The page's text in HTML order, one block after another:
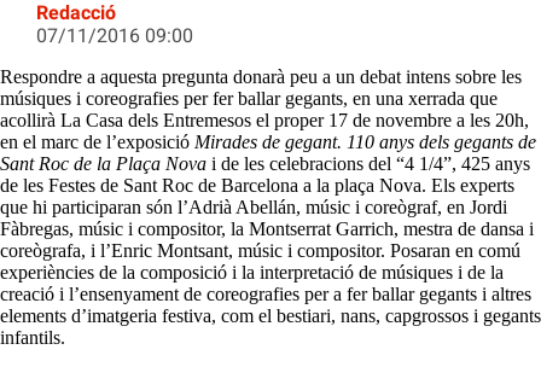
Redacció
07/11/2016 09:00
Respondre a aquesta pregunta donarà peu a un debat intens sobre les
músiques i coreografies per fer ballar gegants, en una xerrada que
acollirà La Casa dels Entremesos el proper 17 de novembre a les 20h,
en el marc de l’exposició Mirades de gegant. 110 anys dels gegants de
Sant Roc de la Plaça Nova i de les celebracions del “4 1/4”, 425 anys
de les Festes de Sant Roc de Barcelona a la plaça Nova. Els experts
que hi participaran són l’Adrià Abellán, músic i coreògraf, en Jordi
Fàbregas, músic i compositor, la Montserrat Garrich, mestra de dansa i
coreògrafa, i l’Enric Montsant, músic i compositor. Posaran en comú
experiències de la composició i la interpretació de músiques i de la
creació i l’ensenyament de coreografies per a fer ballar gegants i altres
elements d’imatgeria festiva, com el bestiari, nans, capgrossos i gegants
infantils.